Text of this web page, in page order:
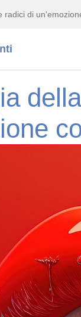
radici di